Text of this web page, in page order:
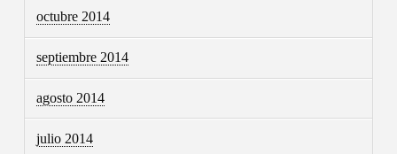
octubre 2014
septiembre 2014
agosto 2014
julio 2014